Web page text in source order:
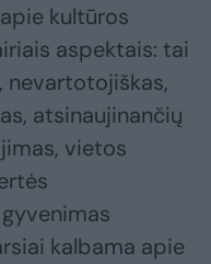
kultūros
aspektais: tai
nevartotojiškas,
atsinaujinančių
vietos
kalbama apie